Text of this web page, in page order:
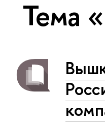
Тема